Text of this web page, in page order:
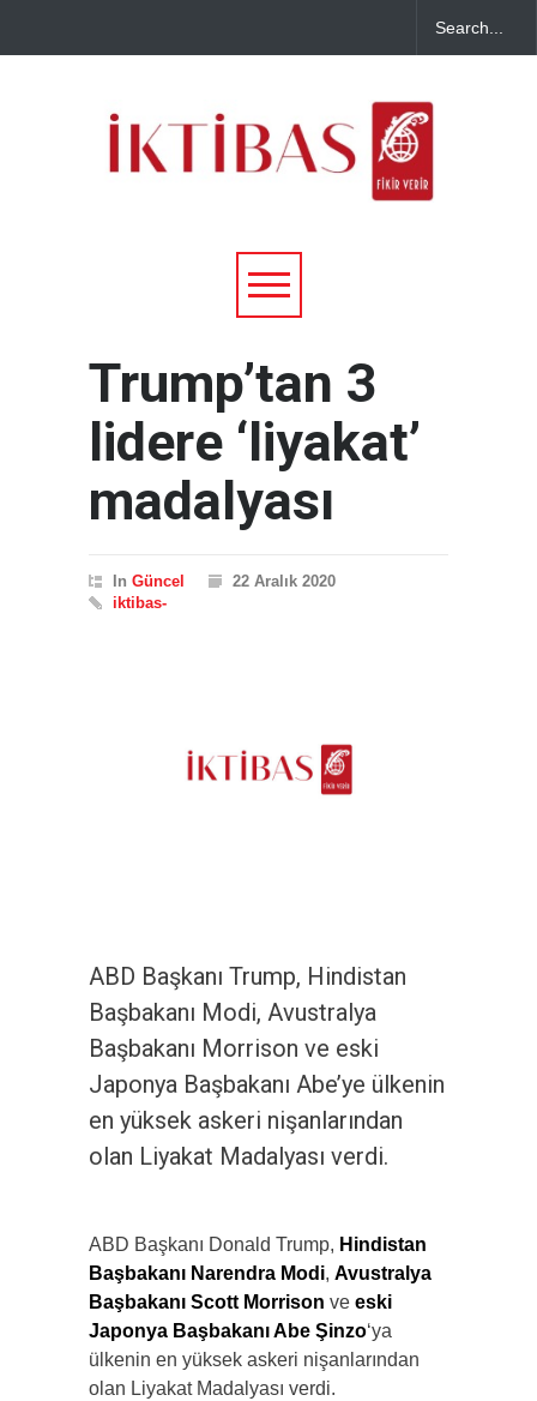
Trump’tan 3
lidere ‘liyakat’
madalyası
In Güncel
22 Aralık 2020
iktibas-
ABD Başkanı Trump, Hindistan
Başbakanı Modi, Avustralya
Başbakanı Morrison ve eski
Japonya Başbakanı Abe’ye ülkenin
en yüksek askeri nişanlarından
olan Liyakat Madalyası verdi.
ABD Başkanı Donald Trump, Hindistan
Başbakanı Narendra Modi, Avustralya
Başbakanı Scott Morrison ve eski
Japonya Başbakanı Abe Şinzo‘ya
ülkenin en yüksek askeri nişanlarından
olan Liyakat Madalyası verdi.